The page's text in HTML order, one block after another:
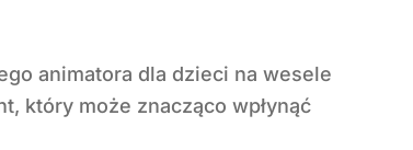
który może znacząco wpłynąć